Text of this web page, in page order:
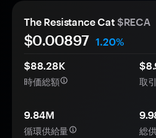
The Resistance Cat $RECA
$0.00897 1.20%
$88.28K
時価総額 取
9.84M
循環供給量 総